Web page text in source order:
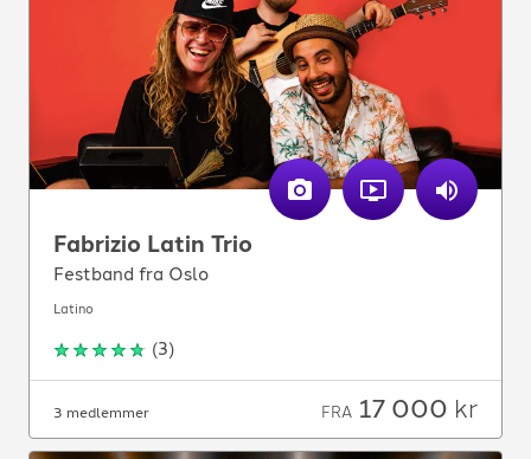
Fabrizio Latin Trio
Festband fra Oslo
Latino
(3)
3 medlemmer FRA 17 000 kr